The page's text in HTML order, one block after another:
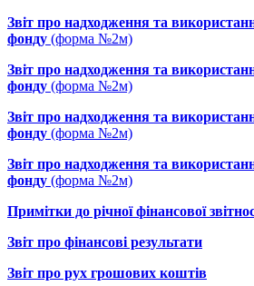
Звіт про надходження та
фонду (форма №2м)
Звіт про надходження та
фонду (форма №2м)
Звіт про надходження та
фонду (форма №2м)
Звіт про надходження та
фонду (форма №2м)
Примітки до річної фінансової
Звіт про фінансові результати
Звіт про рух грошових коштів